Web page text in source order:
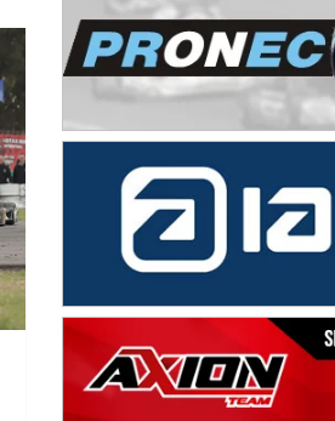
KDO - F6
Ciudad de Trenque Lauquen (Asfalto)
Trenque Lauquen (Buenos Aires)
ENTRERRIANO - F6 (POSTERGADA)
Villaguay (Entre Ríos)
VICTORIENSE - F7
El Cerro (Tierra)
Victoria (Entre Ríos)
PATAGONICO - F6
Moto Club Reginense (Tierra)
Gral. E. Godoy (Río Negro)